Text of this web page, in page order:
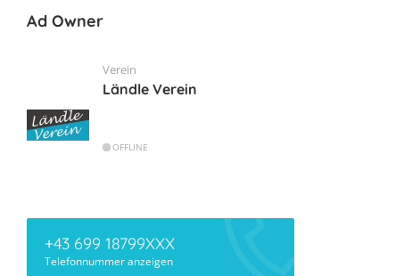
Ad Owner
Verein
Ländle Verein
OFFLINE
+43 699 18799XXX
Telefonnummer anzeigen